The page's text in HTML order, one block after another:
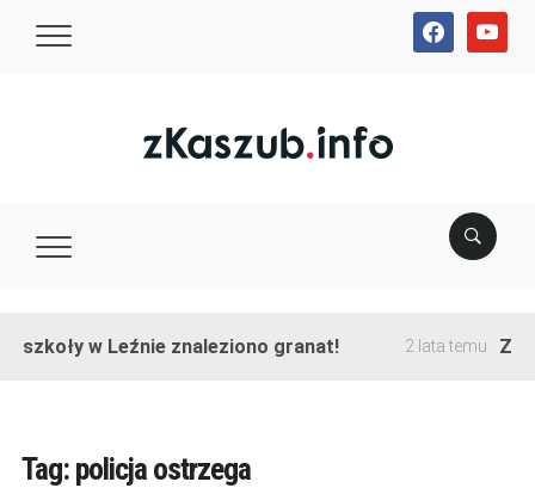
facebookyoutube
szkoły w Leźnie znaleziono granat! 2 lata temu
Tag: policja ostrzega